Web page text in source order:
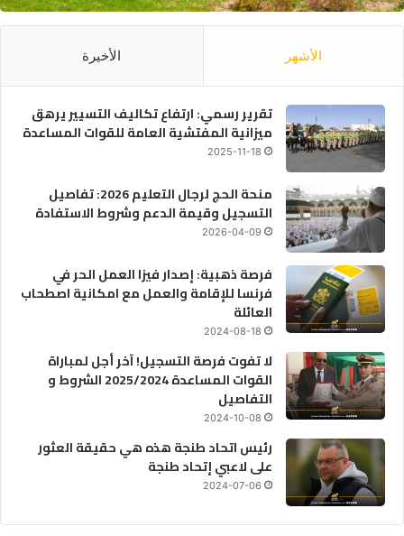
الأشهر الأخيرة
تقرير رسمي: ارتفاع تكاليف التسيير يرهق
ميزانية المفتشية العامة للقوات المساعدة
2025-11-18
منحة الحج لرجال التعليم 2026: تفاصيل
التسجيل وقيمة الدعم وشروط الاستفادة
2026-04-09
فرصة ذهبية: إصدار فيزا العمل الحر في
فرنسا للإقامة والعمل مع امكانية اصطحاب
العائلة
2024-08-18
لا تفوت فرصة التسجيل! آخر أجل لمباراة
القوات المساعدة 2025/2024 الشروط و
التفاصيل
2024-10-08
رئيس اتحاد طنجة هذه هي حقيقة العثور
على لاعبي إتحاد طنجة
2024-07-06